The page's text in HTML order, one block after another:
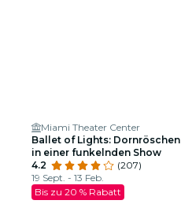
Miami Theater Center
Ballet of Lights: Dornröschen
in einer funkelnden Show
4.2
(207)
19 Sept. - 13 Feb.
Bis zu 20 % Rabatt